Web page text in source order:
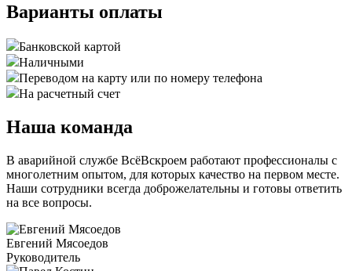
Варианты оплаты
Банковской картой
Наличными
Переводом на карту или по номеру телефона
На расчетный счет
Наша команда
В аварийной службе ВсёВскроем работают профессионалы с
многолетним опытом, для которых качество на первом месте.
Наши сотрудники всегда доброжелательны и готовы ответить
на все вопросы.
Евгений Мясоедов
Руководитель